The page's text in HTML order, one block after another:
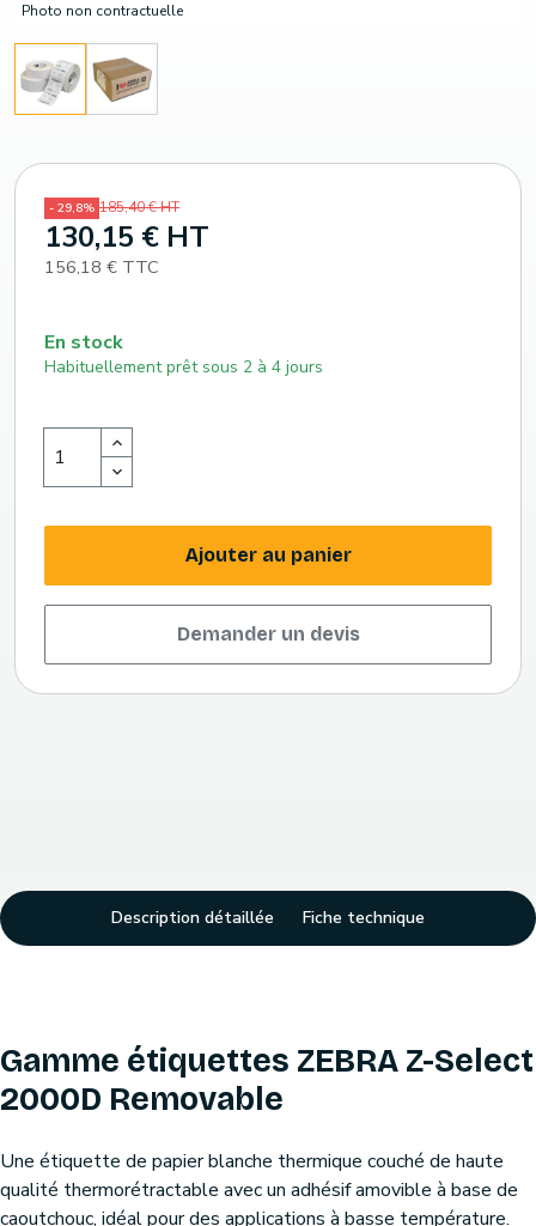
Photo non contractuelle
- 29,8% 185,40 € HT
130,15 € HT
156,18 € TTC
En stock
Habituellement prêt sous 2 à 4 jours
Ajouter au panier
Demander un devis
Description détaillée Fiche technique
Gamme étiquettes ZEBRA Z-Select
2000D Removable
Une étiquette de papier blanche thermique couché de haute
qualité thermorétractable avec un adhésif amovible à base de
caoutchouc, idéal pour des applications à basse température.